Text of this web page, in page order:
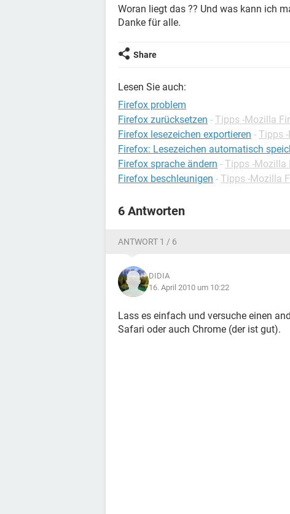
Woran liegt das ?? Und was kann ich
Danke für alle.
Share
Lesen Sie auch:
Firefox problem
Firefox zurücksetzen - Tipps -Mozilla
Firefox lesezeichen exportieren - Tipps
Firefox: Lesezeichen automatisch
Firefox sprache ändern - Tipps -Mozilla
Firefox beschleunigen - Tipps -Mozilla
6 Antworten
ANTWORT 1 / 6
DIDIA
16. April 2010 um 10:22
Lass es einfach und versuche einen
Safari oder auch Chrome (der ist gut).